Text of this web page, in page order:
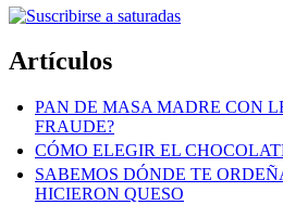
Artículos
PAN DE MASA MADRE CON
FRAUDE?
CÓMO ELEGIR EL
SABEMOS DÓNDE TE
HICIERON QUESO